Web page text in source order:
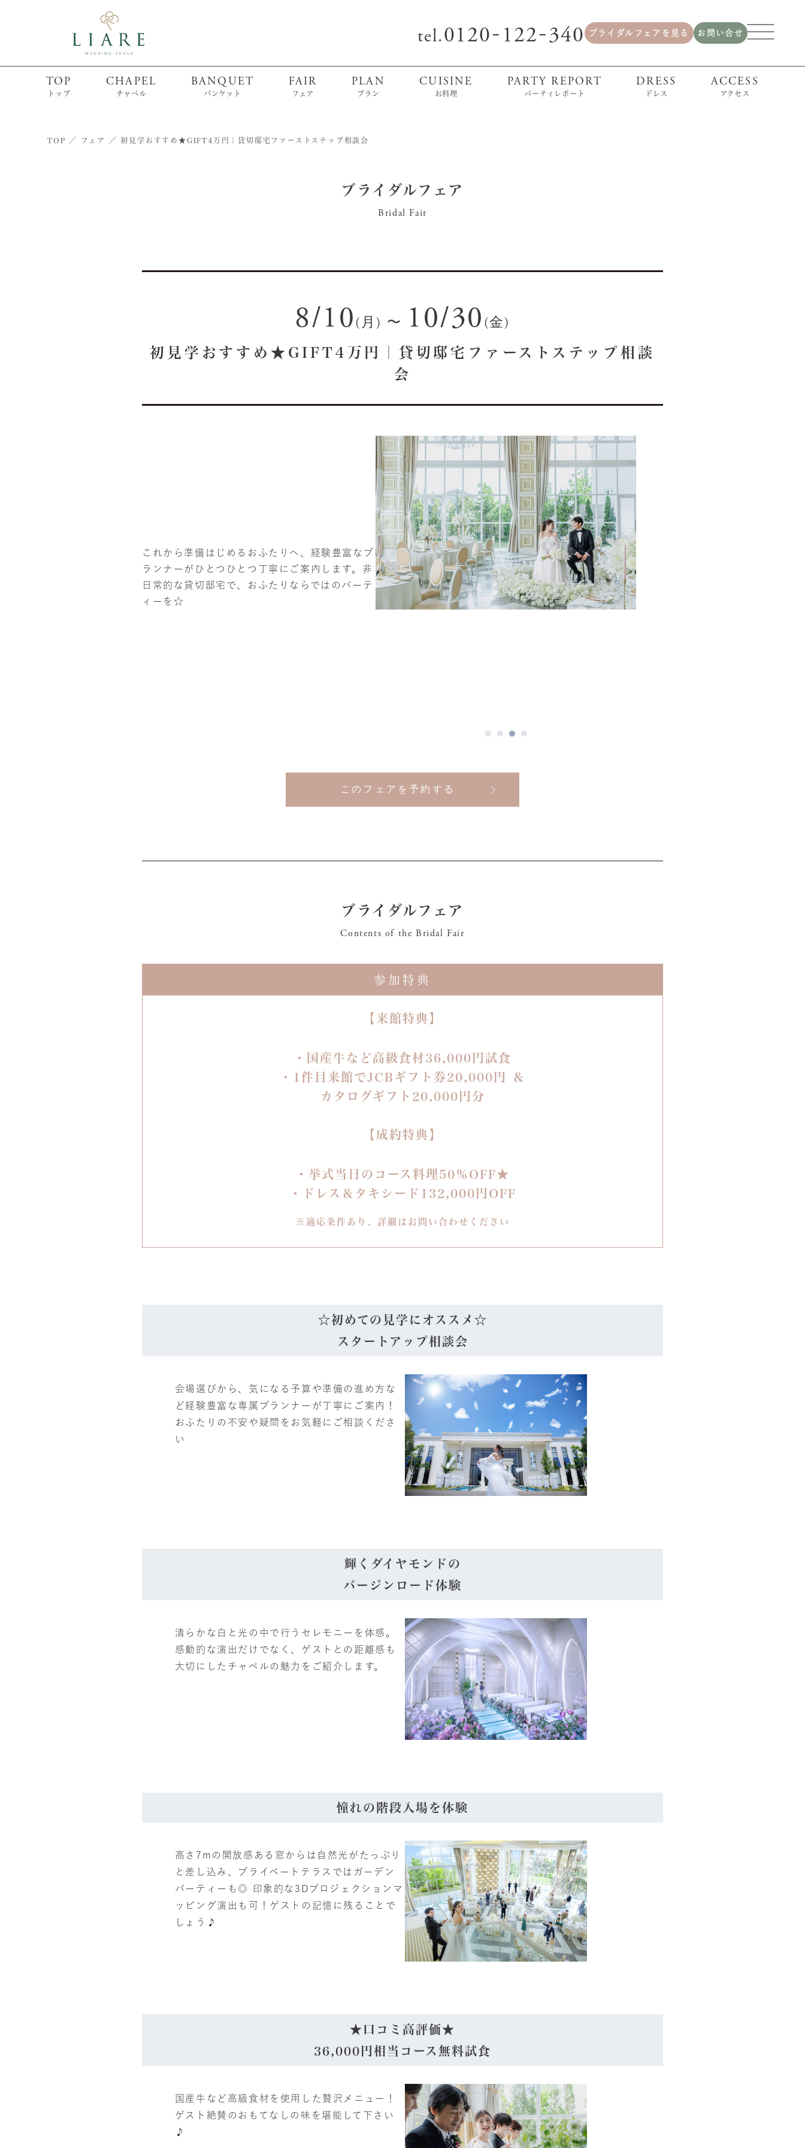
tel.0120- 122-340 ブライダルフェアを見る お問い合せ
TOP
トップ
CHAPEL
チャペル
BANQUET
バンケット
FAIR
フェア
PLAN
プラン
CUISINE
お料理
PARTY REPORT
パーティレポート
DRESS
ドレス
ACCESS
アクセス
TOP フェア 初見学おすすめ★GIFT4万円｜貸切邸宅ファーストステップ相談会
ブライダルフェア
Bridal Fair
8/10(月) 〜 10/30 (金)
初見学おすすめ★GIFT4万円｜貸切邸宅ファーストステップ相談
会
これから準備はじめるおふたりへ、経験豊富なプ
ランナーがひとつひとつ丁寧にご案内します。非
日常的な貸切邸宅で、おふたりならではのパーテ
ィーを☆
このフェアを予約する
ブライダルフェア
Contents of the Bridal Fair
参加特典
【来館特典】
・国産牛など高級食材36,000円試食
・1件目来館でJCBギフト券20,000円 ＆
カタログギフト20,000円分
【成約特典】
・挙式当日のコース料理50％OFF★
・ドレス＆タキシード132,000円OFF
※適応条件あり、詳細はお問い合わせください
☆初めての見学にオススメ☆
スタートアップ相談会
会場選びから、気になる予算や準備の進め方な
ど経験豊富な専属プランナーが丁寧にご案内！
おふたりの不安や疑問をお気軽にご相談くださ
い
輝くダイヤモンドの
バージンロード体験
清らかな白と光の中で行うセレモニーを体感。
感動的な演出だけでなく、ゲストとの距離感も
大切にしたチャペルの魅力をご紹介します。
憧れの階段入場を体験
高さ7mの開放感ある窓からは自然光がたっぷり
と差し込み、プライベートテラスではガーデン
パーティーも◎ 印象的な3Dプロジェクションマ
ッピング演出も可！ゲストの記憶に残ることで
しょう♪
★口コミ高評価★
36,000円相当コース無料試食
国産牛など高級食材を使用した贅沢メニュー！
ゲスト絶賛のおもてなしの味を堪能して下さい
♪